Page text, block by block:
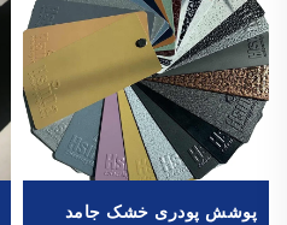
پوشش پودری خشک جامد